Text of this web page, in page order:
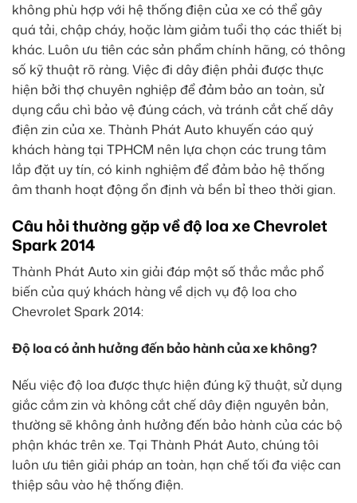
không phù hợp với hệ thống điện của xe có thể gây
quá tải, chập cháy, hoặc làm giảm tuổi thọ các thiết bị
khác. Luôn ưu tiên các sản phẩm chính hãng, có thông
số kỹ thuật rõ ràng. Việc đi dây điện phải được thực
hiện bởi thợ chuyên nghiệp để đảm bảo an toàn, sử
dụng cầu chì bảo vệ đúng cách, và tránh cắt chế dây
điện zin của xe. Thành Phát Auto khuyến cáo quý
khách hàng tại TPHCM nên lựa chọn các trung tâm
lắp đặt uy tín, có kinh nghiệm để đảm bảo hệ thống
âm thanh hoạt động ổn định và bền bỉ theo thời gian.
Câu hỏi thường gặp về độ loa xe Chevrolet
Spark 2014
Thành Phát Auto xin giải đáp một số thắc mắc phổ
biến của quý khách hàng về dịch vụ độ loa cho
Chevrolet Spark 2014:
Độ loa có ảnh hưởng đến bảo hành của xe không?
Nếu việc độ loa được thực hiện đúng kỹ thuật, sử dụng
giắc cắm zin và không cắt chế dây điện nguyên bản,
thường sẽ không ảnh hưởng đến bảo hành của các bộ
phận khác trên xe. Tại Thành Phát Auto, chúng tôi
luôn ưu tiên giải pháp an toàn, hạn chế tối đa việc can
thiệp sâu vào hệ thống điện.